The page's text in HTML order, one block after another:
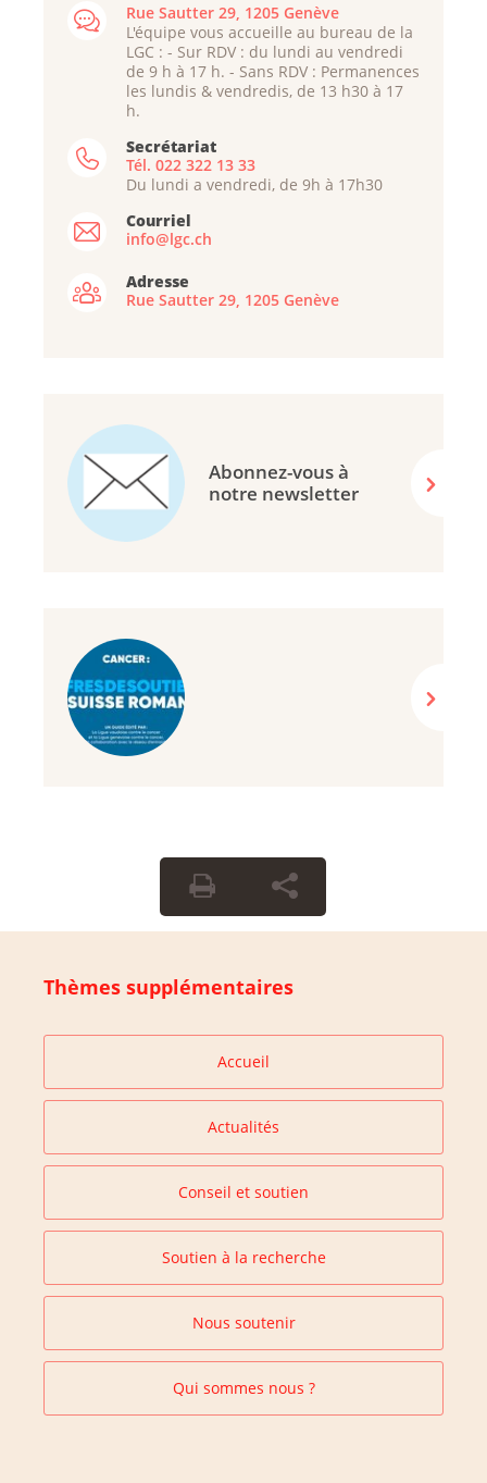
Rue Sautter 29, 1205 Genève
L'équipe vous accueille au bureau de la
LGC : - Sur RDV : du lundi au vendredi
de 9 h à 17 h. - Sans RDV : Permanences
les lundis & vendredis, de 13 h30 à 17
h.
Secrétariat
Tél. 022 322 13 33
Du lundi a vendredi, de 9h à 17h30
Courriel
info@lgc.ch
Adresse
Rue Sautter 29, 1205 Genève
Abonnez-vous à
notre newsletter
Thèmes supplémentaires
Accueil
Actualités
Conseil et soutien
Soutien à la recherche
Nous soutenir
Qui sommes nous ?